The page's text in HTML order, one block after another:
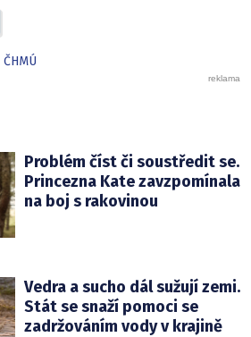
ČHMÚ
Problém číst či soustředit se.
Princezna Kate zavzpomínala
na boj s rakovinou
Vedra a sucho dál sužují zemi.
Stát se snaží pomoci se
zadržováním vody v krajině